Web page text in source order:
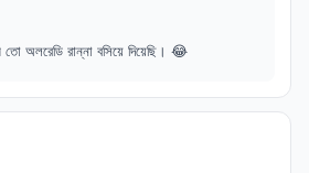
অলরেডি রান্না বসিয়ে দিয়েছি। 😂